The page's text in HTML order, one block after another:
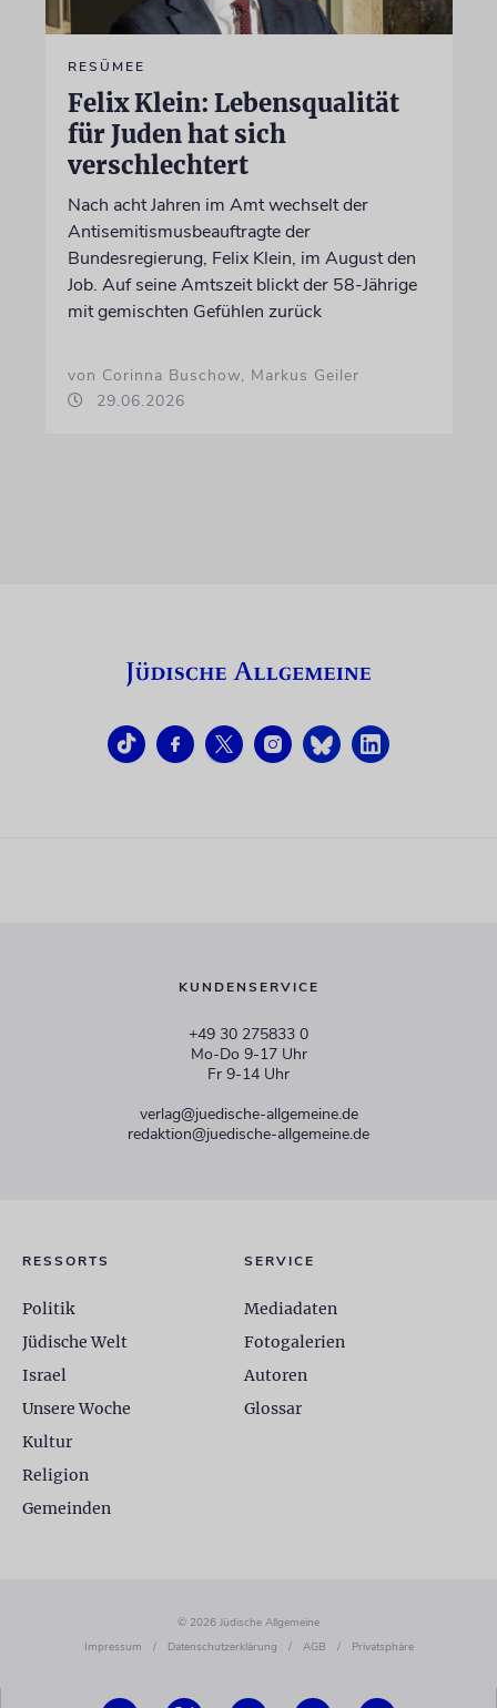
RESÜMEE
Felix Klein: Lebensqualität
für Juden hat sich
verschlechtert
Nach acht Jahren im Amt wechselt der
Antisemitismusbeauftragte der
Bundesregierung, Felix Klein, im August den
Job. Auf seine Amtszeit blickt der 58-Jährige
mit gemischten Gefühlen zurück
von Corinna Buschow, Markus Geiler
29.06.2026
KUNDENSERVICE
+49 30 275833 0
Mo-Do 9-17 Uhr
Fr 9-14 Uhr
verlag@juedische-allgemeine.de
redaktion@juedische-allgemeine.de
RESSORTS
Politik
Jüdische Welt
Israel
Unsere Woche
Kultur
Religion
Gemeinden
SERVICE
Mediadaten
Fotogalerien
Autoren
Glossar
© 2026 Jüdische Allgemeine
Impressum
/ Datenschutzerklärung / AGB / Privatsphäre